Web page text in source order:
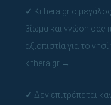
✓ Kithera.gr ο
βίωμα και γνώση σας
αξιοπιστία για το
kithera.gr →
✓ Δεν επιτρέπεται